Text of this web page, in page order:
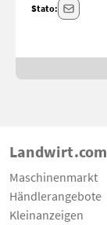
Stato:
Landwirt.com
Maschinenmarkt
Händlerangebote
Kleinanzeigen